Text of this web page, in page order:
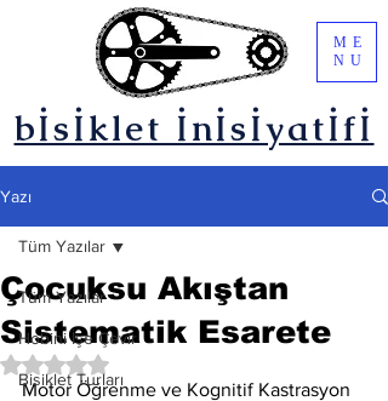
bİsİklet İnİsİyatİfİ
ME
NU
Yazı
Tüm Yazılar
Hobini İşe Çevir
Bisiklet Turları
Tüm Yazılar
Çocuksu Akıştan
Sistematik Esarete
5 üzerinden NaN yıldız
Motor Öğrenme ve Kognitif Kastrasyon